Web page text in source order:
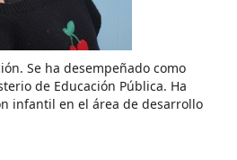
Se ha desempeñado como
de Educación Pública. Ha
infantil en el área de desarrollo